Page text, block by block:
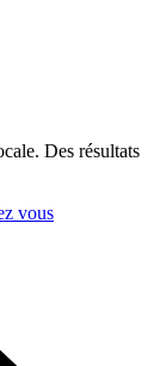
Des résultats
vous